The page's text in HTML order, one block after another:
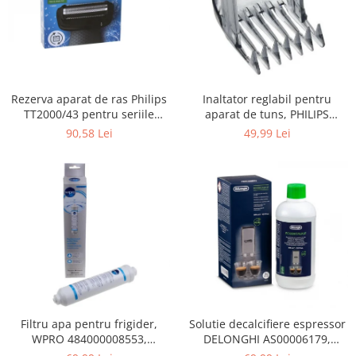
Gaming, Carti & Birotica
Birotica & Papetarie
Accesorii aparate de ras electrice
Accesorii aparate hair styling
Aparate & Accesorii ingrijire
Aparate cosmetice
Articole Sanatate si Wellness
Consumabile sanitare
Cosmetice si produse ingrijire
personala
Igiena dentara
Jucarii, Copii & Bebe
Camera copilului
Hrana bebelusi
Rezerva aparat de ras Philips
TT2000/43 pentru seriile
Bodygroom 3000/5000/7000 si
90,58 Lei
Inaltator reglabil pentru
aparat de tuns, PHILIPS
422203633281, 3-15 mm,
49,99 Lei
Filtru apa pentru frigider,
WPRO 484000008553,
Solutie decalcifiere espressor
DELONGHI AS00006179,